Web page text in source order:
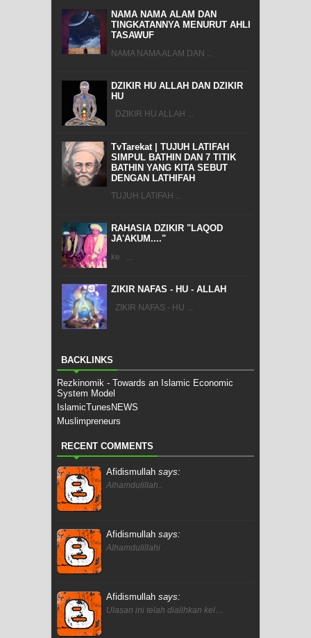
NAMA NAMA ALAM DAN
TINGKATANNYA MENURUT AHLI
TASAWUF
NAMA NAMA ALAM DAN ...
DZIKIR HU ALLAH DAN DZIKIR
HU
DZIKIR HU ALLAH ...
TvTarekat | TUJUH LATIFAH
SIMPUL BATHIN DAN 7 TITIK
BATHIN YANG KITA SEBUT
DENGAN LATHIFAH
TUJUH LATIFAH ...
RAHASIA DZIKIR "LAQOD
JA'AKUM...."
ke ...
ZIKIR NAFAS - HU - ALLAH
ZIKIR NAFAS - HU ...
BACKLINKS
Rezkinomik - Towards an Islamic Economic
System Model
IslamicTunesNEWS
Muslimpreneurs
RECENT COMMENTS
Afidismullah says:
Alhamdulillah..
Afidismullah says:
Alhamdulillahi
Afidismullah says:
Ulasan ini telah dialihkan kel…